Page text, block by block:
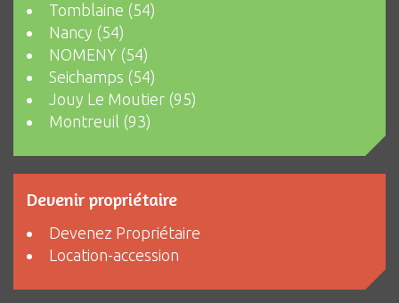
Tomblaine (54)
Nancy (54)
NOMENY (54)
Seichamps (54)
Jouy Le Moutier (95)
Montreuil (93)
Devenir propriétaire
Devenez Propriétaire
Location-accession